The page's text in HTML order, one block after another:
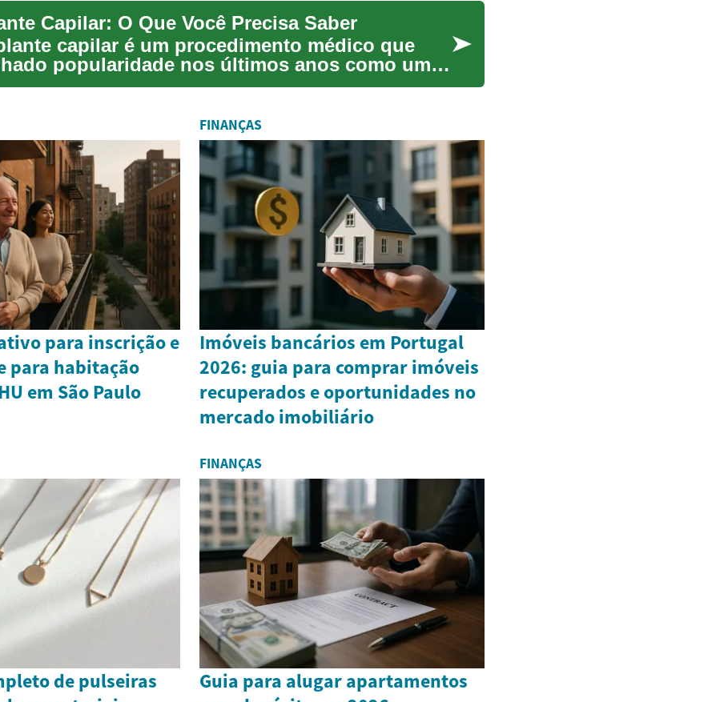
Capilar: O Que Você Precisa Saber
capilar é um procedimento médico que
popularidade nos últimos anos como uma
...
para inscrição e
para habitação
em São Paulo
FINANÇAS
Imóveis bancários em Portugal
2026: guia para comprar imóveis
recuperados e oportunidades no
mercado imobiliário
de pulseiras
FINANÇAS
Guia para alugar apartamentos